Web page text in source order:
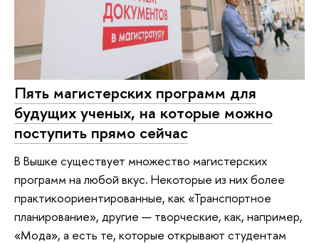
Пять магистерских программ для
будущих ученых, на которые можно
поступить прямо сейчас
В Вышке существует множество магистерских
программ на любой вкус. Некоторые из них более
практикоориентированные, как «Транспортное
планирование», другие — творческие, как, например,
«Мода», а есть те, которые открывают студентам